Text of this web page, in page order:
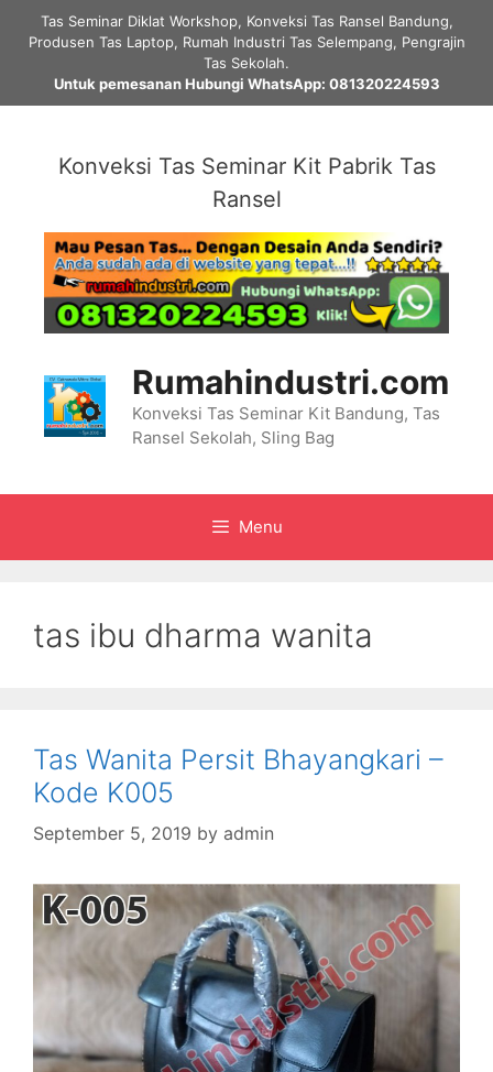
Tas Seminar Diklat Workshop, Konveksi Tas Ransel Bandung,
Produsen Tas Laptop, Rumah Industri Tas Selempang, Pengrajin
Tas Sekolah.
Untuk pemesanan Hubungi WhatsApp: 081320224593
Konveksi Tas Seminar Kit Pabrik Tas
Ransel
Rumahindustri.com
Konveksi Tas Seminar Kit Bandung, Tas
Ransel Sekolah, Sling Bag
Menu
tas ibu dharma wanita
Tas Wanita Persit Bhayangkari –
Kode K005
September 5, 2019 by admin